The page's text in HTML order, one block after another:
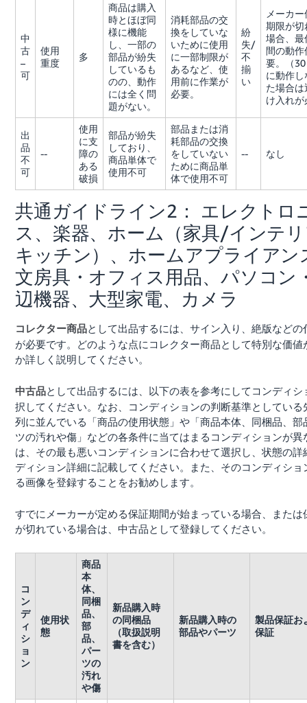
中
古
–
可
使用
重度
多
商品は購入
時とほぼ同
様に機能
し、一部の
部品が紛失
しているも
のの、動作
には全く問
題がない。
消耗部品の交
換をしていな
いために使用
に一部制限が
あるなど、使
用前に作業が
必要。
紛
失/
不
揃
い
メーカ
期限が切
場合、最
間の動作
要。（
に動作
た場合
け入れが
出
品
不
可
--
使用
に支
障の
ある
破損
部品が紛失
しており、
商品単体で
使用不可
部品または消
耗部品の交換
をしていない
ために商品単
体で使用不可
-- なし
共通ガイドライン2： エレクトロ
ス、楽器、ホーム（家具/インテ
キッチン）、ホームアプライアン
文房具・オフィス用品、パソコン
辺機器、大型家電、カメラ
コレクター商品として出品するには、サイン入り、絶版などの
が必要です。どのような点にコレクター商品として特別な価値
か詳しく説明してください。
中古品として出品するには、以下の表を参考にしてコンディシ
択してください。なお、コンディションの判断基準としている
列に並んでいる「商品の使用状態」や「商品本体、同梱品、部
ツの汚れや傷」などの各条件に当てはまるコンディションが異
は、その最も悪いコンディションに合わせて選択し、状態の詳
ディション詳細に記載してください。また、そのコンディショ
る画像を登録することをお勧めします。
すでにメーカーが定める保証期間が始まっている場合、または
が切れている場合は、中古品として登録してください。
コ
ン
デ
ィ
シ
ョ
ン
使用状
態
商品
本
体、
同梱
品、
部
品、
パー
ツの
汚れ
や傷
新品購入時
の同梱品
（取扱説明
書を含む）
新品購入時の
部品やパーツ
製品保証お
保証